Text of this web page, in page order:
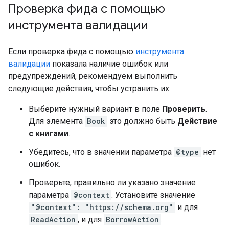
Проверка фида с помощью
инструмента валидации
Если проверка фида с помощью инструмента
валидации показала наличие ошибок или
предупреждений, рекомендуем выполнить
следующие действия, чтобы устранить их:
Выберите нужный вариант в поле Проверить.
Для элемента Book это должно быть Действие
с книгами.
Убедитесь, что в значении параметра @type нет
ошибок.
Проверьте, правильно ли указано значение
параметра @context . Установите значение
"@context": "https://schema.org"
и для
ReadAction , и для BorrowAction .